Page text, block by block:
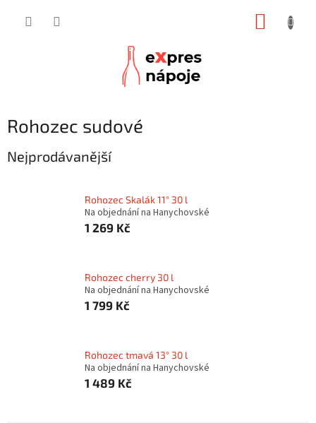
Rohozec sudové
Nejprodávanější
Rohozec Skalák 11° 30 l
Na objednání na Hanychovské
1 269 Kč
Rohozec cherry 30 l
Na objednání na Hanychovské
1 799 Kč
Rohozec tmavá 13° 30 l
Na objednání na Hanychovské
1 489 Kč